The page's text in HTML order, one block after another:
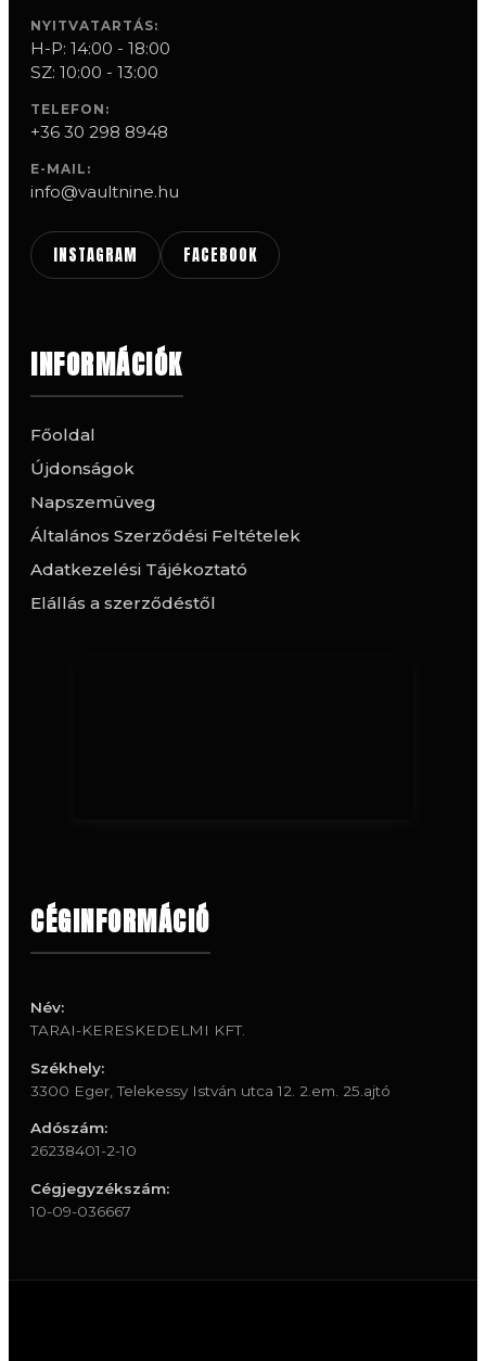
NYITVATARTÁS:
H-P: 14:00 - 18:00
SZ: 10:00 - 13:00
TELEFON:
+36 30 298 8948
E-MAIL:
info@vaultnine.hu
INSTAGRAM FACEBOOK
INFORMÁCIÓK
Főoldal
Újdonságok
Napszemüveg
Általános Szerződési Feltételek
Adatkezelési Tájékoztató
Elállás a szerződéstől
CÉGINFORMÁCIÓ
Név:
TARAI-KERESKEDELMI KFT.
Székhely:
3300 Eger, Telekessy István utca 12. 2.em. 25.ajtó
Adószám:
26238401-2-10
Cégjegyzékszám:
10-09-036667